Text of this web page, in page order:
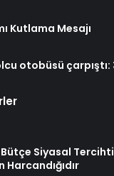
Kutlama Mesajı
otobüsü çarpıştı:
Bütçe Siyasal
Harcandığıdır